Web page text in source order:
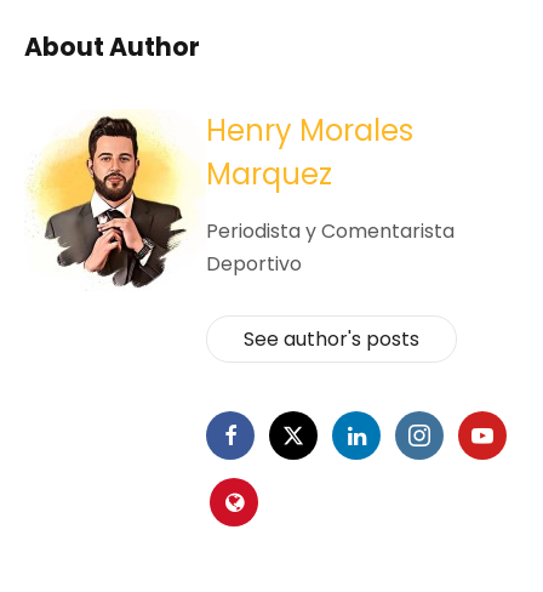
About Author
Henry Morales
Marquez
Periodista y Comentarista
Deportivo
See author's posts